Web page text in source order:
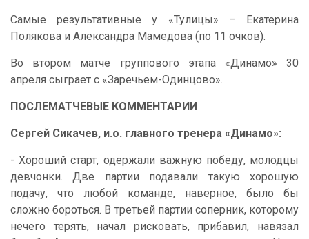
Самые результативные у «Тулицы» – Екатерина
Полякова и Александра Мамедова (по 11 очков).
Во втором матче группового этапа «Динамо» 30
апреля сыграет с «Заречьем-Одинцово».
ПОСЛЕМАТЧЕВЫЕ КОММЕНТАРИИ
Сергей Сикачев, и.о. главного тренера «Динамо»:
- Хороший старт, одержали важную победу, молодцы
девчонки. Две партии подавали такую хорошую
подачу, что любой команде, наверное, было бы
сложно бороться. В третьей партии соперник, которому
нечего терять, начал рисковать, прибавил, навязал